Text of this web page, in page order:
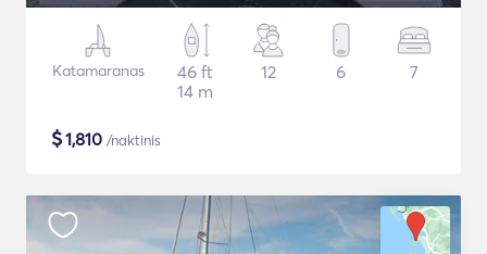
Katamaranas
46 ft
14 m
12 6 7
$1,810 /naktinis